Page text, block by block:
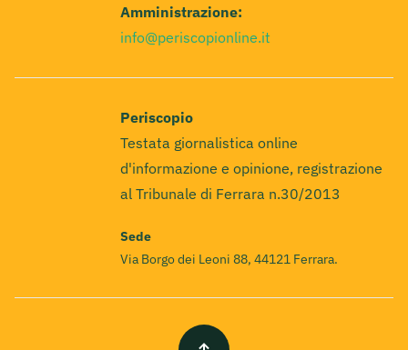
Amministrazione:
info@periscopionline.it
Periscopio
Testata giornalistica online
d'informazione e opinione, registrazione
al Tribunale di Ferrara n.30/2013
Sede
Via Borgo dei Leoni 88, 44121 Ferrara.